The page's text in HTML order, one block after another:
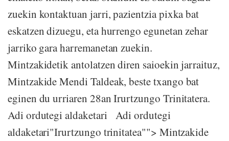
zuekin kontaktuan jarri, pazientzia pixka bat
eskatzen dizuegu, eta hurrengo egunetan zehar
jarriko gara harremanetan zuekin.
Mintzakidetik antolatzen diren saioekin jarraituz,
Mintzakide Mendi Taldeak, beste txango bat
eginen du urriaren 28an Irurtzungo Trinitatera.
Adi ordutegi aldaketari Adi ordutegi
aldaketari"Irurtzungo trinitatea""> Mintzakide